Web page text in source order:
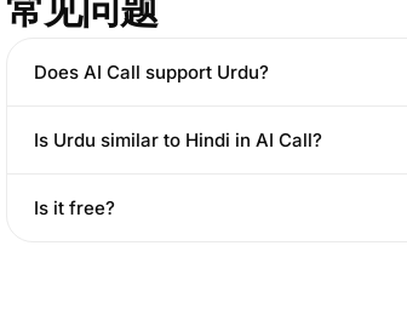
Does AI Call support Urdu?
Is Urdu similar to Hindi in AI Call?
Is it free?